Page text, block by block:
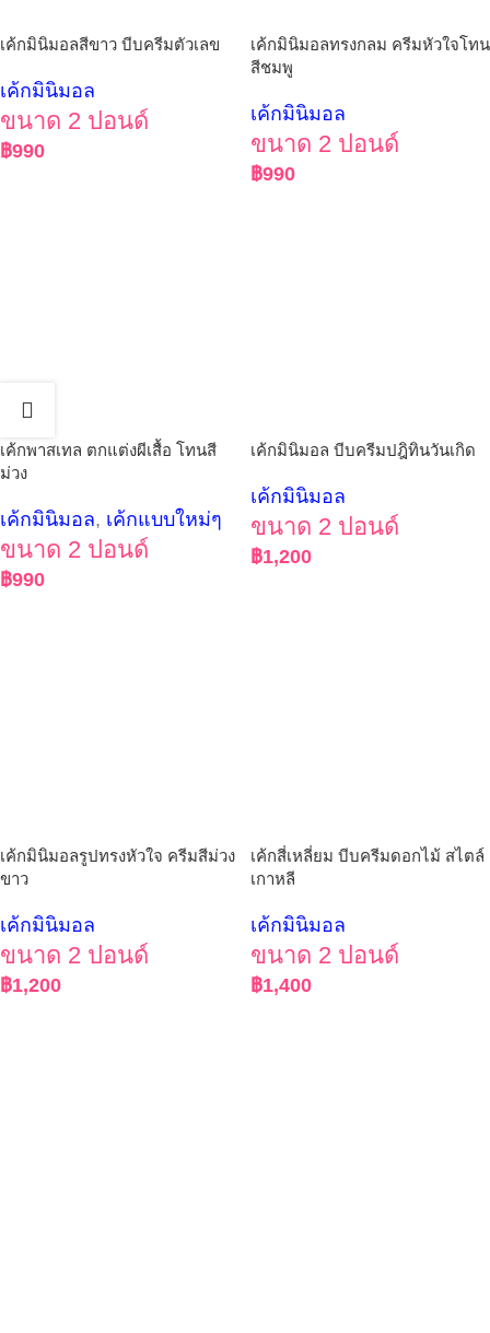
เค้กมินิมอลสีขาว บีบครีมตัวเลข
เค้กมินิมอล
ขนาด 2 ปอนด์
฿990
เค้กมินิมอลทรงกลม ครีมหัวใจโทน
สีชมพู
เค้กมินิมอล
ขนาด 2 ปอนด์
฿990
เค้กพาสเทล ตกแต่งผีเสื้อ โทนสี
ม่วง
เค้กมินิมอล, เค้กแบบใหม่ๆ
ขนาด 2 ปอนด์
฿990
เค้กมินิมอล บีบครีมปฎิทินวันเกิด
เค้กมินิมอล
ขนาด 2 ปอนด์
฿1,200
เค้กมินิมอลรูปทรงหัวใจ ครีมสีม่วง
ขาว
เค้กมินิมอล
ขนาด 2 ปอนด์
฿1,200
เค้กสี่เหลี่ยม บีบครีมดอกไม้ สไตล์
เกาหลี
เค้กมินิมอล
ขนาด 2 ปอนด์
฿1,400